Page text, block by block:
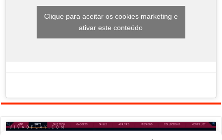
Clique para aceitar os cookies marketing e
ativar este conteúdo